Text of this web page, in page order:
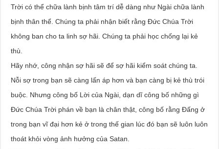
Trời có thể chữa lành bịnh tâm trí dễ dàng như Ngài chữa lành
bịnh thân thể. Chúng ta phải nhận biết rằng Đức Chúa Trời
không ban cho ta linh sợ hãi. Chúng ta phải học chống lại kẻ
thù.
Hãy nhớ, công nhận sợ hãi sẽ để sợ hãi kiểm soát chúng ta.
Nỗi sợ trong bạn sẽ càng lấn áp hơn và bạn càng bị kẻ thù trói
buộc. Nhưng công bố Lời của Ngài, dạn dĩ công bố những gì
Đức Chúa Trời phán về bạn là chân thật, công bố rằng Đấng ở
trong bạn vĩ đại hơn kẻ ở trong thế gian lúc đó bạn sẽ luôn luôn
thoát khỏi vòng ảnh hưởng của Satan.